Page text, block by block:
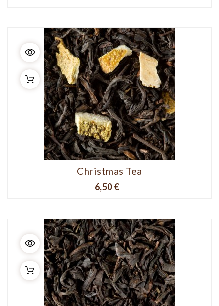
Christmas Tea
Prix
6,50 €